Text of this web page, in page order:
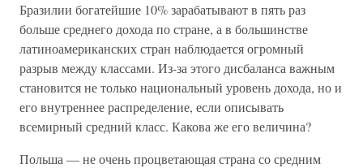
Бразилии богатейшие 10% зарабатывают в пять раз
больше среднего дохода по стране, а в большинстве
латиноамериканских стран наблюдается огромный
разрыв между классами. Из-за этого дисбаланса важным
становится не только национальный уровень дохода, но и
его внутреннее распределение, если описывать
всемирный средний класс. Какова же его величина?
Польша — не очень процветающая страна со средним